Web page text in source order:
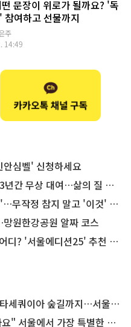
문장이 위로가 될까요? '독
참여하고 선물까지
주
14:49
심벨' 신청하세요
무상 대여…삶의 질 높인다
정 참지 말고 '이것' 해보세요!
원한강공원 알짜 코스
? '서울에디션25' 추천 코스
아 숲길까지…서울둘레길 15코스
서 가장 특별한 편의점의 정체